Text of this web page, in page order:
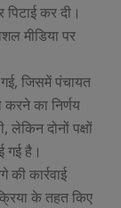
कर दी।
मीडिया पर
जिसमें पंचायत
का निर्णय
दोनों पक्षों
गई है।
कार्रवाई
के तहत किए